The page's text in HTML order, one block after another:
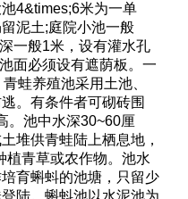
4&times;6米为一单
泥土;庭院小池一般
一般1米，设有灌水孔
面必须设有遮荫板。一
蛙养殖池采用土池、
。有条件者可砌砖围
。池中水深30~60厘
堆供青蛙陆上栖息地，
植青草或农作物。池水
育蝌蚪的池塘，只留少